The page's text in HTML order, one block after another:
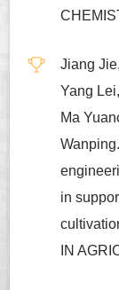
Jiang
Yang
Ma
in
IN